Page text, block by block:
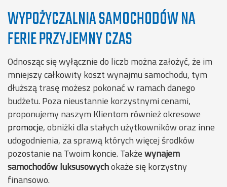
WYPOŻYCZALNIA SAMOCHODÓW NA
FERIE PRZYJEMNY CZAS
Odnosząc się wyłącznie do liczb można założyć, że im
mniejszy całkowity koszt wynajmu samochodu, tym
dłuższą trasę możesz pokonać w ramach danego
budżetu. Poza nieustannie korzystnymi cenami,
proponujemy naszym Klientom również okresowe
promocje, obniżki dla stałych użytkowników oraz inne
udogodnienia, za sprawą których więcej środków
pozostanie na Twoim koncie. Takżewynajem
samochodów luksusowychokaże się korzystny
finansowo.